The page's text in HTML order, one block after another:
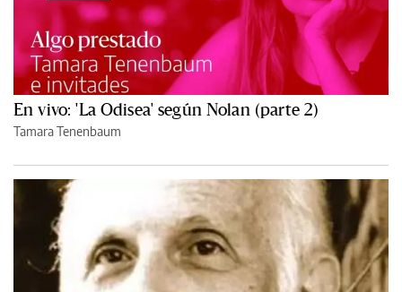
En vivo: 'La Odisea' según Nolan (parte 2)
Tamara Tenenbaum